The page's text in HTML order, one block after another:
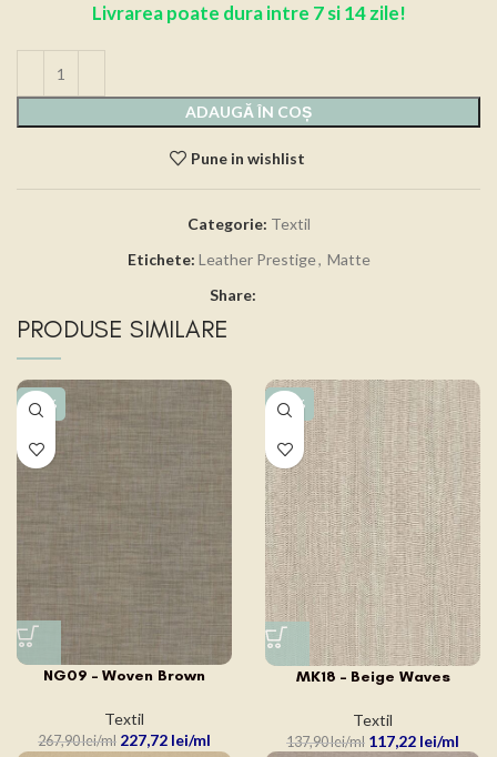
Livrarea poate dura intre 7 si 14 zile!
ADAUGĂ ÎN COȘ
Pune in wishlist
Categorie: Textil
Etichete: Leather Prestige, Matte
Share:
PRODUSE SIMILARE
-15%
NG09 – Woven Brown
Textil
267,90lei 227,72 lei
-15%
MK18 – Beige Waves
Textil
137,90lei 117,22 lei